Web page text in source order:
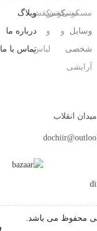
مسکونی
مسکونی
وسایل
شخصی
آرایشی ،
کفش
و
کفش
و
لباس
وبلاگ
درباره ما
تماس با ما
انقلاب
محفوظ می باشد.